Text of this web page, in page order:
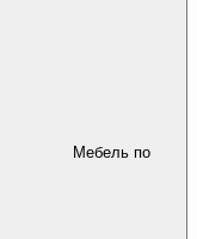
Мебель по